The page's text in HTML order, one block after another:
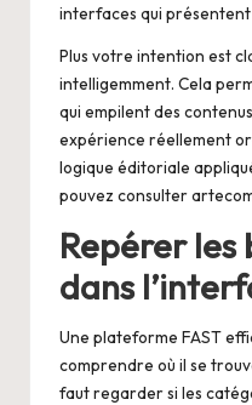
interfaces qui
Plus votre intention est
intelligemment. Cela
qui empilent des
expérience réellement
logique éditoriale
pouvez consulter
Repérer les
dans
Une plateforme FAST
comprendre où il se
faut regarder si les